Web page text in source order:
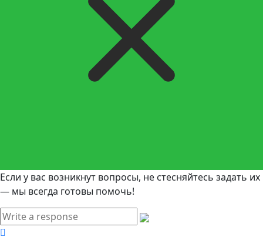
Если у вас возникнут вопросы, не стесняйтесь задать их
— мы всегда готовы помочь!